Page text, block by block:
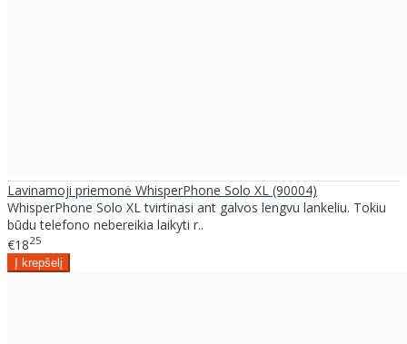
Lavinamoji priemonė WhisperPhone Solo XL (90004)
WhisperPhone Solo XL tvirtinasi ant galvos lengvu lankeliu. Tokiu
būdu telefono nebereikia laikyti r..
€1825